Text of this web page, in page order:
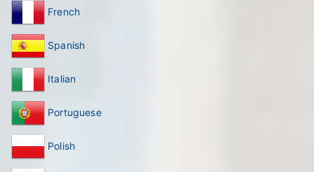
French
Spanish
Italian
Portuguese
Polish